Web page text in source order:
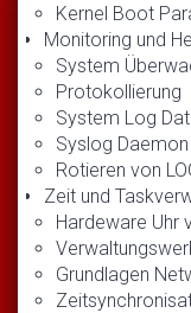
Kernel Boot
Monitoring und
System
Protokollierung
System Log
Syslog
Rotieren von
Zeit und
Hardeware Uhr
Grundlagen